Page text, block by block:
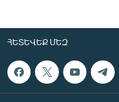
ՀԵՏԵՎԵՔ ՄԵԶ